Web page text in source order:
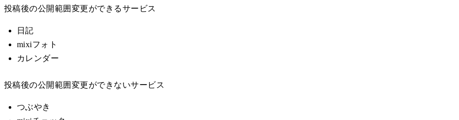
投稿後の公開範囲変更ができるサービス
日記
mixiフォト
カレンダー
投稿後の公開範囲変更ができないサービス
つぶやき